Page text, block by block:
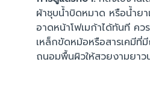
ผ้าชุบน้ำบิดหมาด หรือน้ำยา
อาดหน้าโฟเมก้าได้ทันที คว
เหล็กขัดหม้อหรือสารเคมีที่
ถนอมพื้นผิวให้สวยงามยาว